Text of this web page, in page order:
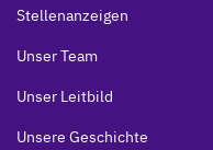
Stellenanzeigen
Unser Team
Unser Leitbild
Unsere Geschichte